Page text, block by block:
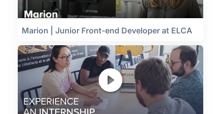
Marion | Junior Front-end Developer at ELCA